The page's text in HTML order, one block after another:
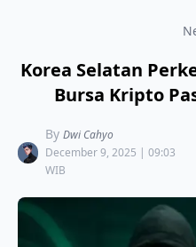
Korea Selatan
Bursa Kripto
By Dwi Cahyo
December 9, 2025 | 09:03
WIB